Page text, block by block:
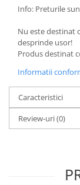
COSTUME BAIETI
COSTUME FETE
COSTUME
COSTUME SI
TRICOURI
Info: Preturile
Nu este destinat
desprinde usor!
Produs destinat
Informatii
Caracteristici
Review-uri(0)